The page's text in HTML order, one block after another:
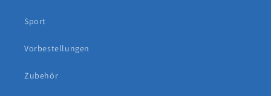
Sport
Vorbestellungen
Zubehör